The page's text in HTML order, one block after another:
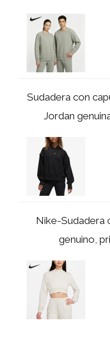
Sudadera con
Jordan
Nike-Sudadera
genuino,